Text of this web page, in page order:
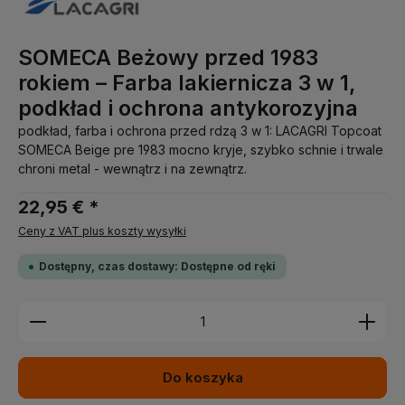
SOMECA Beżowy przed 1983
rokiem – Farba lakiernicza 3 w 1,
podkład i ochrona antykorozyjna
podkład, farba i ochrona przed rdzą 3 w 1: LACAGRI Topcoat
SOMECA Beige pre 1983 mocno kryje, szybko schnie i trwale
chroni metal - wewnątrz i na zewnątrz.
22,95 € *
Ceny z VAT plus koszty wysyłki
Dostępny, czas dostawy: Dostępne od ręki
Ilość produktu: Wprowadź żądaną ilość lub użyj
Do koszyka